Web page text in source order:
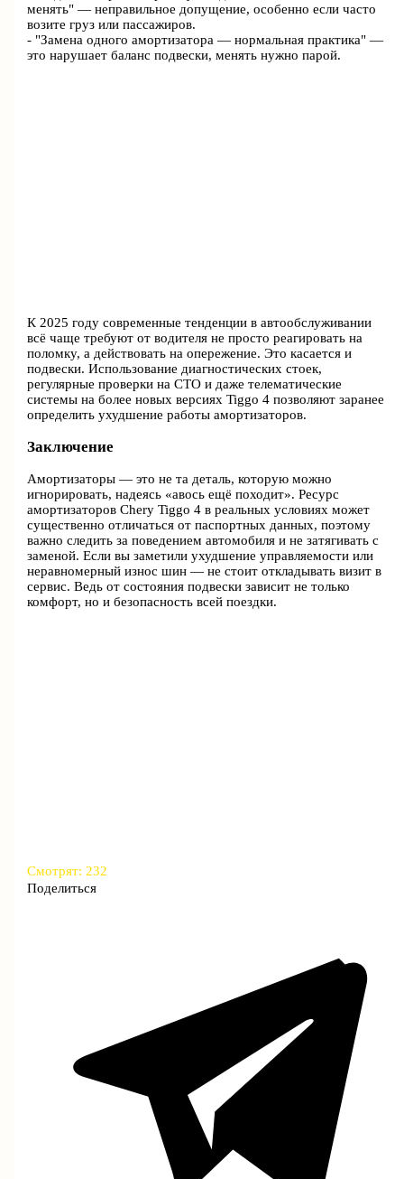
менять" — неправильное допущение, особенно если часто
возите груз или пассажиров.
- "Замена одного амортизатора — нормальная практика" —
это нарушает баланс подвески, менять нужно парой.
К 2025 году современные тенденции в автообслуживании
всё чаще требуют от водителя не просто реагировать на
поломку, а действовать на опережение. Это касается и
подвески. Использование диагностических стоек,
регулярные проверки на СТО и даже телематические
системы на более новых версиях Tiggo 4 позволяют заранее
определить ухудшение работы амортизаторов.
Заключение
Амортизаторы — это не та деталь, которую можно
игнорировать, надеясь «авось ещё походит». Ресурс
амортизаторов Chery Tiggo 4 в реальных условиях может
существенно отличаться от паспортных данных, поэтому
важно следить за поведением автомобиля и не затягивать с
заменой. Если вы заметили ухудшение управляемости или
неравномерный износ шин — не стоит откладывать визит в
сервис. Ведь от состояния подвески зависит не только
комфорт, но и безопасность всей поездки.
Смотрят: 232
Поделиться